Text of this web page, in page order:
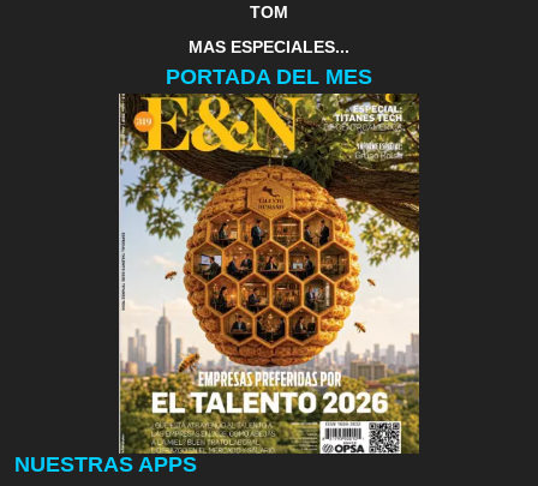
TOM
MAS ESPECIALES...
PORTADA DEL MES
NUESTRAS APPS